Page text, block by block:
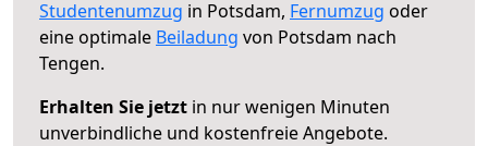
Studentenumzug in Potsdam, Fernumzug oder
eine optimale Beiladung von Potsdam nach
Tengen.
Erhalten Sie jetzt in nur wenigen Minuten
unverbindliche und kostenfreie Angebote.